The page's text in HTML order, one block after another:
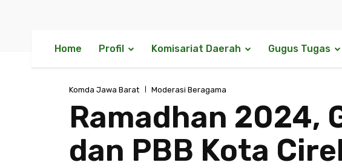
Home Profil Komisariat Daerah Gugus Tugas
Komda Jawa Barat Moderasi Beragama
Ramadhan 2024,
dan PBB Kota